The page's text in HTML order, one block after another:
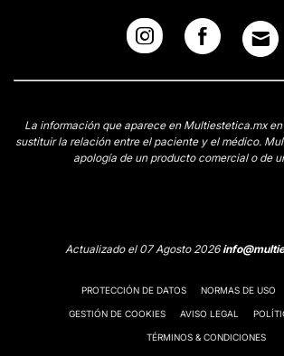
La información que aparece en Multiestetica.mx
sustituir la relación entre el paciente y el médico.
apología de un producto comercial o de
Actualizado el 07 Agosto 2026
PROTECCIÓN DE DATOS NORMAS DE USO
GESTIÓN DE COOKIES AVISO LEGAL
TÉRMINOS & CONDICIONES